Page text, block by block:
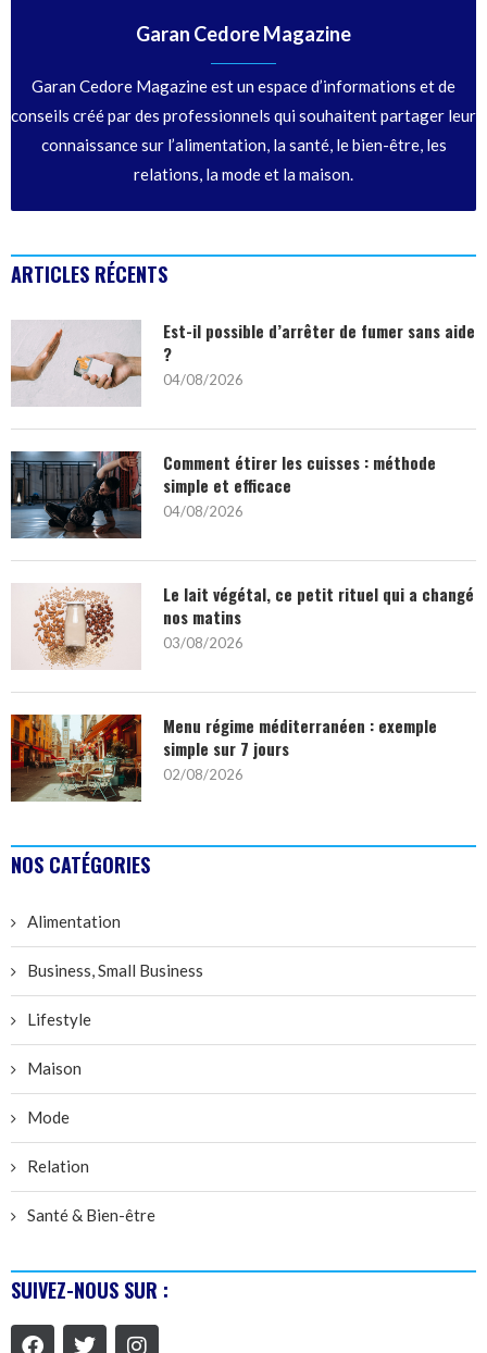
Garan Cedore Magazine
Garan Cedore Magazine est un espace d’informations et de
conseils créé par des professionnels qui souhaitent partager leur
connaissance sur l’alimentation, la santé, le bien-être, les
relations, la mode et la maison.
ARTICLES RÉCENTS
Est-il possible d’arrêter de fumer sans aide
?
04/08/2026
Comment étirer les cuisses : méthode
simple et efficace
04/08/2026
Le lait végétal, ce petit rituel qui a changé
nos matins
03/08/2026
Menu régime méditerranéen : exemple
simple sur 7 jours
02/08/2026
NOS CATÉGORIES
Alimentation
Business, Small Business
Lifestyle
Maison
Mode
Relation
Santé & Bien-être
SUIVEZ-NOUS SUR :